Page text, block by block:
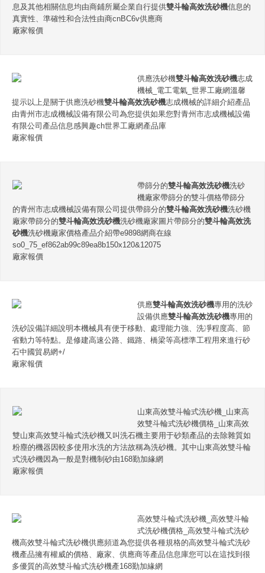
息及其他相關信息均由商鋪所屬企業自行提供雙斗輪高效洗砂機信息的
真實性、準確性和合法性由商cnBC6v供應商
廠家報價
供應洗砂機雙斗輪高效洗砂機志成
機械_電工電氣_世界工廠網溫馨
提示以上是關于供應洗砂機雙斗輪高效洗砂機志成機械的詳細介紹產品
由青州市志成機械設備有限公司為您提供如果您對青州市志成機械設備
有限公司產品信息感興趣ch世界工廠網產品庫
廠家報價
帶篩分的雙斗輪高效洗砂機洗砂
機廠家帶篩分的雙斗價格帶篩分
的青州市志成機械設備有限公司提供帶篩分的雙斗輪高效洗砂機洗砂機
廠家帶篩分的雙斗輪高效洗砂機洗砂機廠家圖片帶篩分的雙斗輪高效洗
砂機洗砂機廠家價格產品介紹帶e9898網商在線
so0_75_ef862ab99c89ea8b150x120&12075
廠家報價
供應雙斗輪高效洗砂機專用的洗砂
設備供應雙斗輪高效洗砂機專用的
洗砂設備詳細說明本機械具有便于移動、處理能力強、洗凈程度高、節
省動力等特點。是修建高速公路、鐵路、橋梁等高標準工程用來進行砂
石中國貿易網+/
廠家報價
山東高效雙斗輪式洗砂機_山東高
效雙斗輪式洗砂機價格_山東高效
雙山東高效雙斗輪式洗砂機又叫洗石機主要用于砂類產品的去除雜質如
粉塵的機器因較多使用水洗的方法故稱為洗砂機。其中山東高效雙斗輪
式洗砂機因為一般是對機制砂由168勤加緣網
廠家報價
高效雙斗輪式洗砂機_高效雙斗輪
式洗砂機價格_高效雙斗輪式洗砂
機高效雙斗輪式洗砂機供應頻道為您提供各種規格的高效雙斗輪式洗砂
機產品擁有權威的價格、廠家、供應商等產品信息庫您可以在這找到很
多優質的高效雙斗輪式洗砂機產168勤加緣網